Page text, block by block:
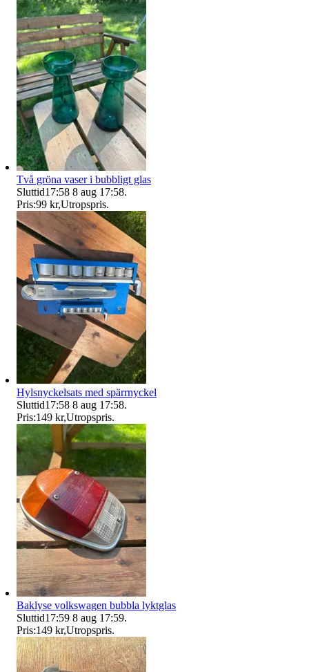
Två gröna vaser i bubbligt glas
Sluttid17:58 8 aug 17:58.
Pris:99 kr,Utropspris.
Hylsnyckelsats med spärrnyckel
Sluttid17:58 8 aug 17:58.
Pris:149 kr,Utropspris.
Baklyse volkswagen bubbla lyktglas
Sluttid17:59 8 aug 17:59.
Pris:149 kr,Utropspris.